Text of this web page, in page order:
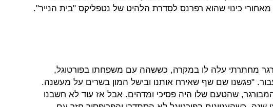
כינוי שהוא רפרנס לסדרת הלהיט של נטפליקס "בית הנייר".
מחתרתי עלה לו במקרה, כששהה עם משפחתו בפורטוגל,
"פגשנו שם שף שאירח אותנו ובישל המון בשרים על מעשנה.
שהטעם שלו היה פסיכי ומדהים. אבל אז עוד לא חשבנו